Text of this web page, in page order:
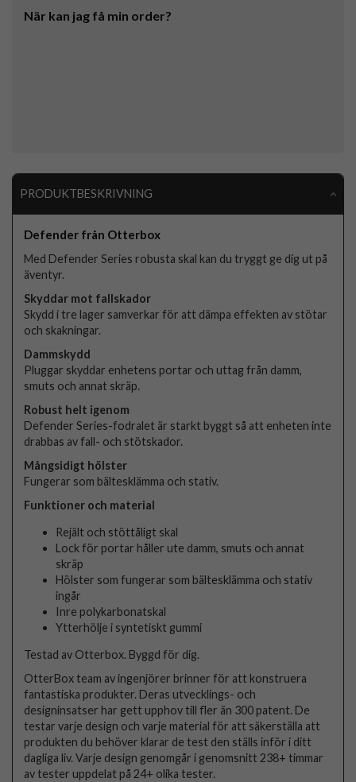
När kan jag få min order?
PRODUKTBESKRIVNING
Defender från Otterbox
Med Defender Series robusta skal kan du tryggt ge dig ut på
äventyr.
Skyddar mot fallskador
Skydd i tre lager samverkar för att dämpa effekten av stötar
och skakningar.
Dammskydd
Pluggar skyddar enhetens portar och uttag från damm,
smuts och annat skräp.
Robust helt igenom
Defender Series-fodralet är starkt byggt så att enheten inte
drabbas av fall- och stötskador.
Mångsidigt hölster
Fungerar som bältesklämma och stativ.
Funktioner och material
Rejält och stöttåligt skal
Lock för portar håller ute damm, smuts och annat
skräp
Hölster som fungerar som bältesklämma och stativ
ingår
Inre polykarbonatskal
Ytterhölje i syntetiskt gummi
Testad av Otterbox. Byggd för dig.
OtterBox team av ingenjörer brinner för att konstruera
fantastiska produkter. Deras utvecklings- och
designinsatser har gett upphov till fler än 300 patent. De
testar varje design och varje material för att säkerställa att
produkten du behöver klarar de test den ställs inför i ditt
dagliga liv. Varje design genomgår i genomsnitt 238+ timmar
av tester uppdelat på 24+ olika tester.